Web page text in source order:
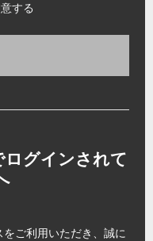
する
グインされて
ご利用いただき、誠に